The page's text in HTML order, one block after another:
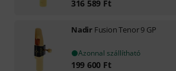
316 589 Ft
Nadir Fusion Tenor 9 GP
Azonnal szállítható
199 600 Ft